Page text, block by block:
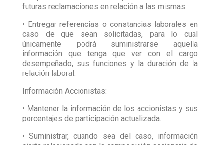
futuras reclamaciones en relación a las mismas.
• Entregar referencias o constancias laborales en
caso de que sean solicitadas, para lo cual
únicamente podrá suministrarse aquella
información que tenga que ver con el cargo
desempeñado, sus funciones y la duración de la
relación laboral.
Información Accionistas:
• Mantener la información de los accionistas y sus
porcentajes de participación actualizada.
• Suministrar, cuando sea del caso, información